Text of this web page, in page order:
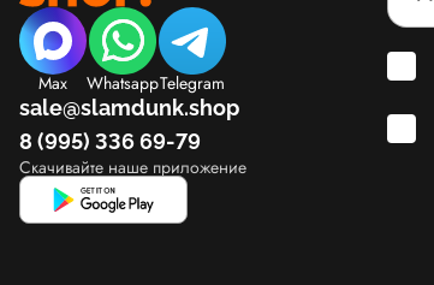
Max WhatsappTelegram
sale@slamdunk.shop
8 (995) 336 69-79
Скачивайте наше приложение